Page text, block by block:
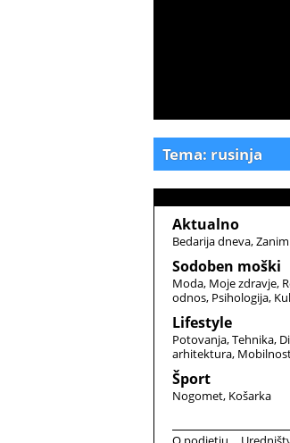
Tema: rusinja
Aktualno
Bedarija dneva
Sodoben moški
Moda Moje zdravje
odnos Psihologija
Lifestyle
Potovanja Tehnika
arhitektura
Šport
Nogomet Košarka